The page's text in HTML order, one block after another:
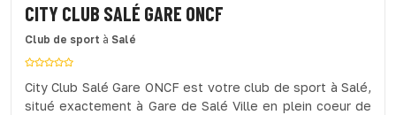
CITY CLUB SALÉ GARE ONCF
Club de sport à Salé
City Club Salé Gare ONCF est votre club de sport à Salé,
situé exactement à Gare de Salé Ville en plein coeur de